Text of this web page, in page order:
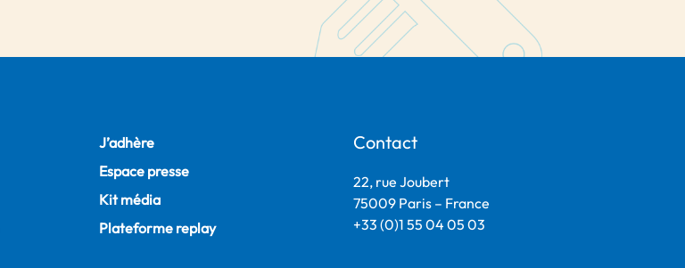
J’adhère
Espace presse
Kit média
Plateforme replay
Contact
22, rue Joubert
75009 Paris – France
+33 (0)1 55 04 05 03